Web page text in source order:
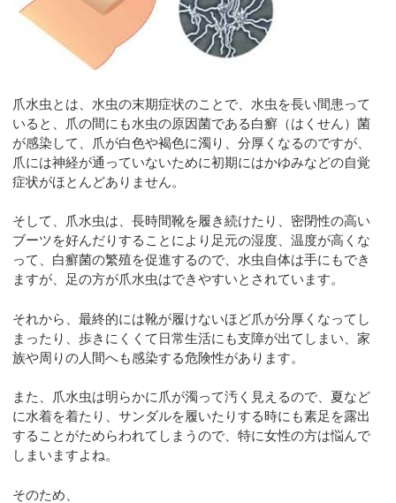
爪水虫とは、水虫の末期症状のことで、水虫を長い間患って
いると、爪の間にも水虫の原因菌である白癬（はくせん）菌
が感染して、爪が白色や褐色に濁り、分厚くなるのですが、
爪には神経が通っていないために初期にはかゆみなどの自覚
症状がほとんどありません。
そして、爪水虫は、長時間靴を履き続けたり、密閉性の高い
ブーツを好んだりすることにより足元の湿度、温度が高くな
って、白癬菌の繁殖を促進するので、水虫自体は手にもでき
ますが、足の方が爪水虫はできやすいとされています。
それから、最終的には靴が履けないほど爪が分厚くなってし
まったり、歩きにくくて日常生活にも支障が出てしまい、家
族や周りの人間へも感染する危険性があります。
また、爪水虫は明らかに爪が濁って汚く見えるので、夏など
に水着を着たり、サンダルを履いたりする時にも素足を露出
することがためらわれてしまうので、特に女性の方は悩んで
しまいますよね。
そのため、